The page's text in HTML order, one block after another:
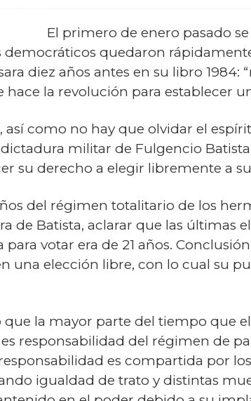
El primero de enero pasado
democráticos quedaron
diez años antes en su libro
hace la revolución para establecer
así como no hay que olvidar el
militar de Fulgencio
su derecho a elegir libremente a
del régimen totalitario de los
de Batista, aclarar que las últimas
votar era de 21 años.
una elección libre, con lo cual su
que la mayor parte del tiempo que
responsabilidad del régimen de
es compartida por
igualdad de trato y distintas